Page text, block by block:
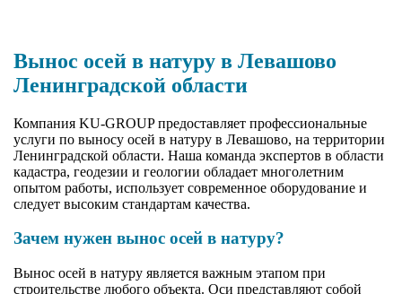
Вынос осей в натуру в Левашово
Ленинградской области
Компания KU-GROUP предоставляет профессиональные
услуги по выносу осей в натуру в Левашово, на территории
Ленинградской области. Наша команда экспертов в области
кадастра, геодезии и геологии обладает многолетним
опытом работы, использует современное оборудование и
следует высоким стандартам качества.
Зачем нужен вынос осей в натуру?
Вынос осей в натуру является важным этапом при
строительстве любого объекта. Оси представляют собой